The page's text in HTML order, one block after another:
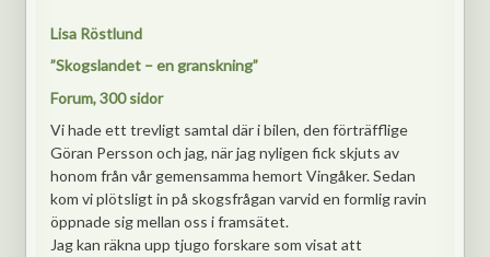
Lisa Röstlund
”Skogslandet – en granskning”
Forum, 300 sidor
Vi hade ett trevligt samtal där i bilen, den förträfflige
Göran Persson och jag, när jag nyligen fick skjuts av
honom från vår gemensamma hemort Vingåker. Sedan
kom vi plötsligt in på skogsfrågan varvid en formlig ravin
öppnade sig mellan oss i framsätet.
Jag kan räkna upp tjugo forskare som visat att